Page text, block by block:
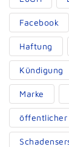
Facebook
Haftung
Kündigung
Marke
öffentlicher